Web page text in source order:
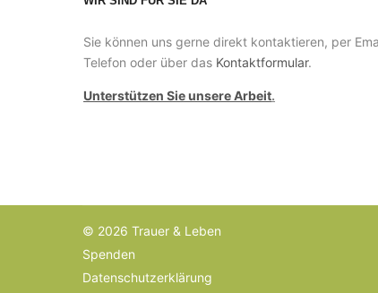
Sie können uns gerne direkt kontaktieren, per
Telefon oder über das Kontaktformular.
Unterstützen Sie unsere Arbeit.
© 2026 Trauer & Leben
Spenden
Datenschutzerklärung